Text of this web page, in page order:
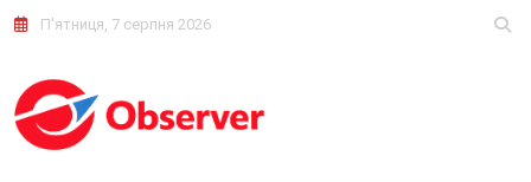
П'ятниця, 7 серпня 2026